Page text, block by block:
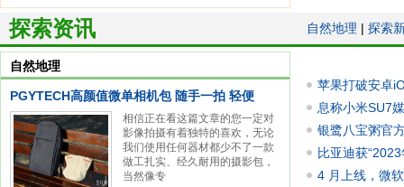
赏
探索资讯 自然地理 | 探索
自然地理
PGYTECH高颜值微单相机包 随手一拍 轻便
相信正在看这篇文章的您一定对
影像拍摄有着独特的喜欢，无论
我们使用任何器材都少不了一款
做工扎实、经久耐用的摄影包，
当然像专
苹果打破安卓
息称小米SU7
银鹭八宝粥官
严丝合
比亚迪获
4 月上线，微